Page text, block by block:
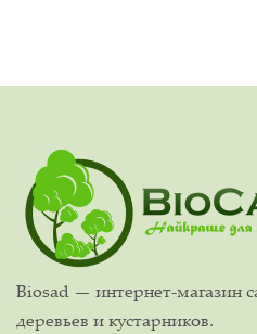
Biosad — интернет-магазин
деревьев и кустарников.